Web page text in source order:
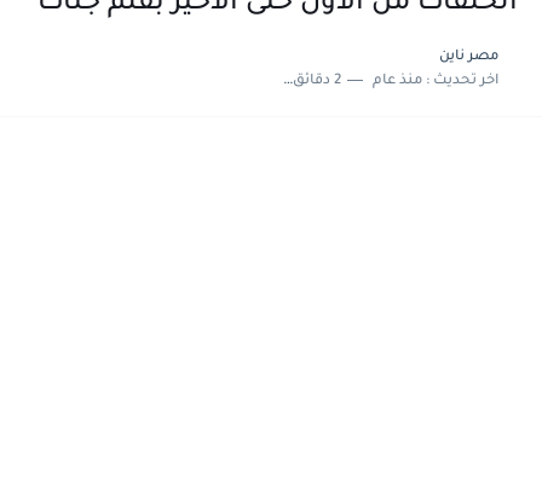
مصر ناين
اخر تحديث :منذ عام 2 دقائق للقراءة